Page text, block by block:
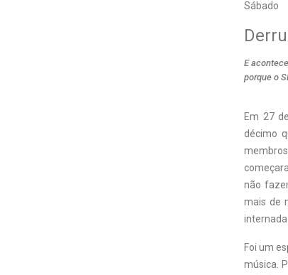
Sábado
E
porque o
Em 27
décimo
não
mais de
internada.
Foi um
música.